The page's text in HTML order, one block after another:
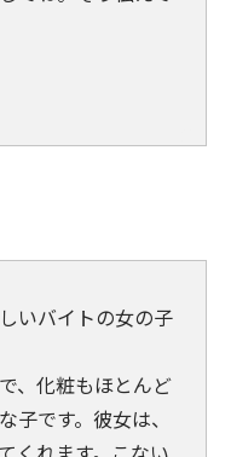
いバイトの女の子
、化粧もほとんど
子です。彼女は、